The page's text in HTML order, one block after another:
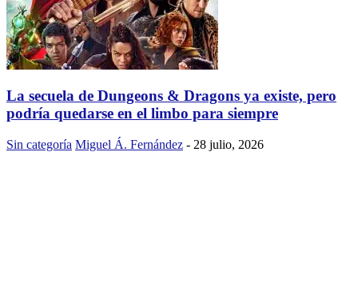
La secuela de Dungeons & Dragons ya existe, pero
podría quedarse en el limbo para siempre
Sin categoría Miguel Á. Fernández - 28 julio, 2026